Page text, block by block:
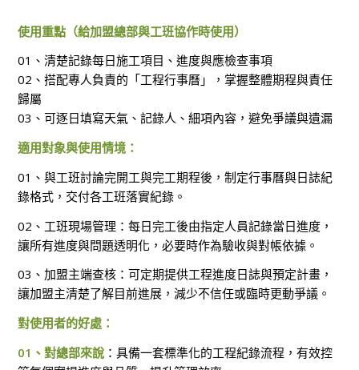
使用重點（給加盟總部與工班協作時使用）
01、清楚記錄每日施工項目、進度與應檢查事項
02、搭配專人負責的「工程行事曆」，掌握整體期程與責任
歸屬
03、可逐日填寫天氣、記錄人、細項內容，避免爭議與遺漏
適用對象與使用情境：
01、與工班討論完開工與完工期程後，制定行事曆與日誌紀
錄格式，交付各工班落實紀錄。
02、工班現場管理：每日完工後由指定人員記錄當日進度，
讓所有進度與問題透明化，必要時作為驗收與對帳依據。
03、加盟主端查核：可定期提供工程進度日誌與預定計畫，
讓加盟主清楚了解目前進展，減少不信任或臨時更動爭議。
對使用者的好處：
01、對總部來說 ：具備一套標準化的工程紀錄流程，有效控